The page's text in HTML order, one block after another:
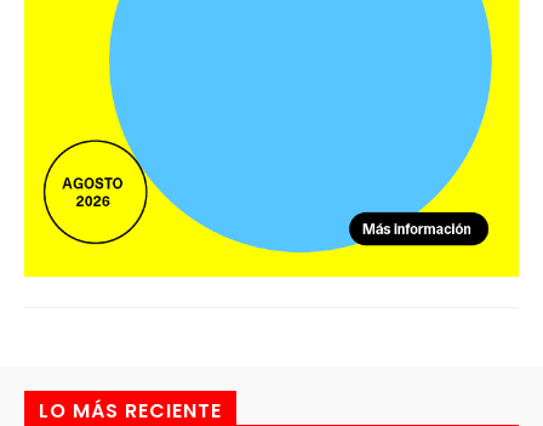
LO MÁS RECIENTE